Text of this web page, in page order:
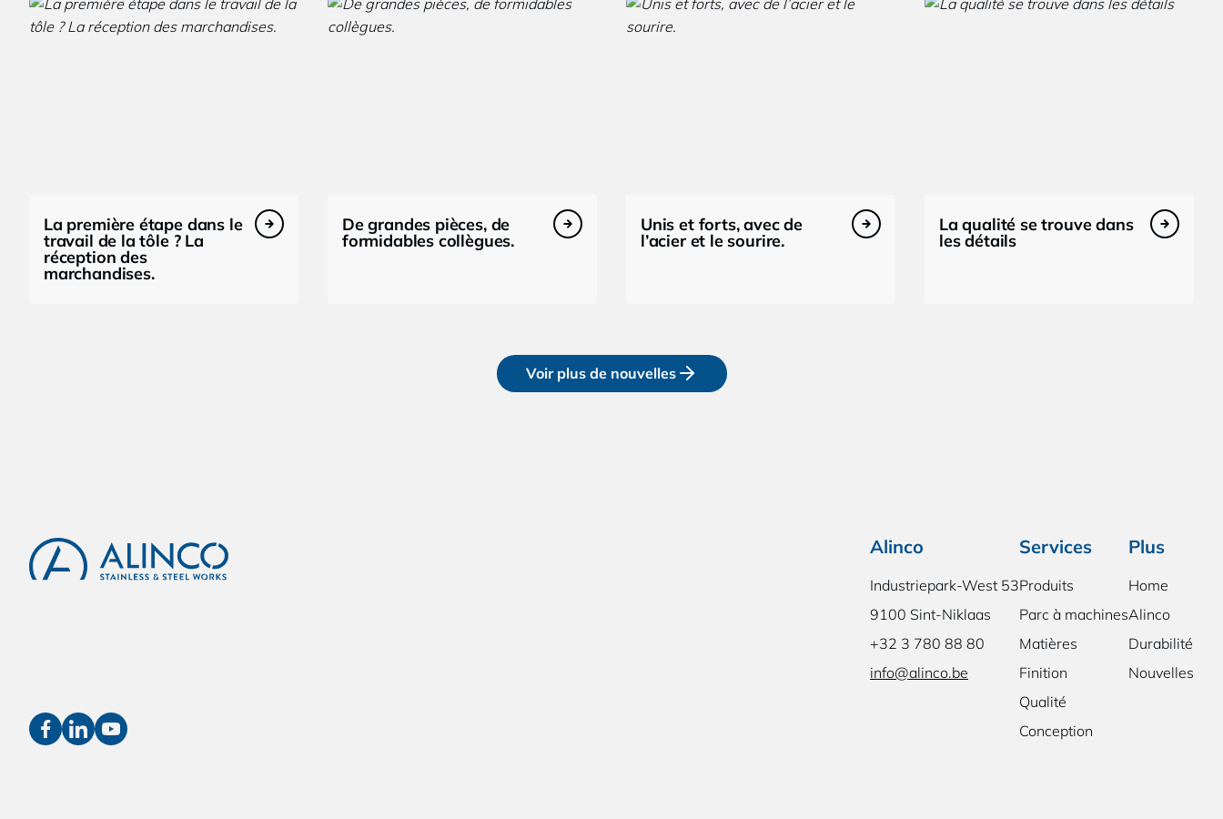
La première étape dans le
travail de la tôle ? La
réception des
marchandises.
De grandes pièces, de
formidables collègues.
Unis et forts, avec de
l’acier et le sourire.
La qualité se trouve dans
les détails
Voir plus de nouvelles
Alinco
Industriepark-West 53
9100 Sint-Niklaas
+32 3 780 88 80
info@alinco.be
Services
Produits
Parc à machines
Matières
Finition
Qualité
Conception
Plus
Home
Alinco
Durabilité
Nouvelles